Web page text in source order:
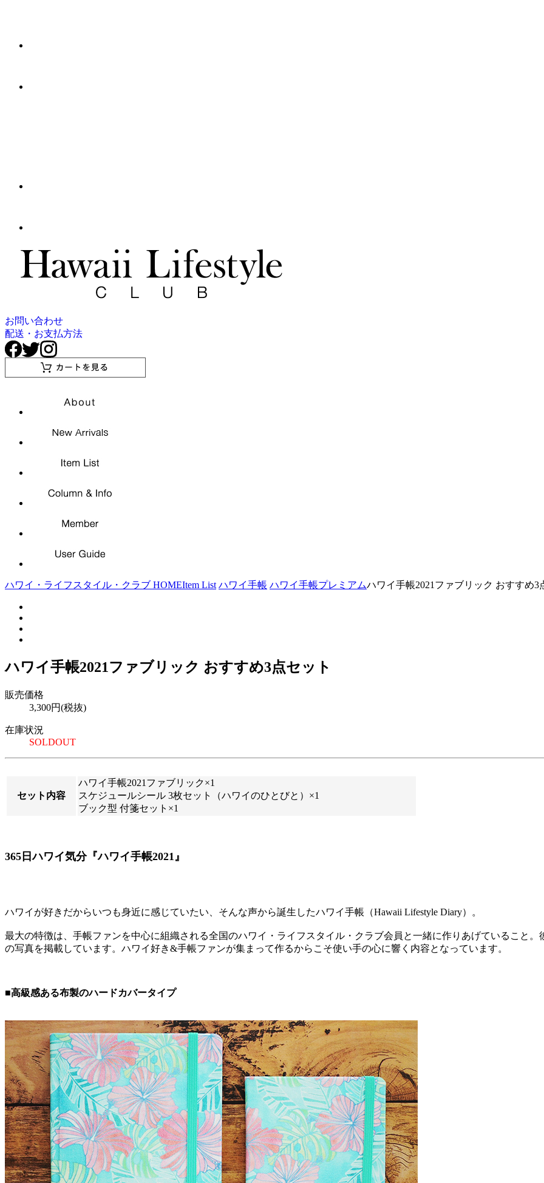
お問い合わせ
配送・お支払方法
ハワイ・ライフスタイル・クラブ HOMEItem List ハワイ手帳 ハワイ手帳プレミアムハワイ手帳2021ファブリック おすすめ3
ハワイ手帳2021ファブリック おすすめ3点セット
販売価格
3,300円(税抜)
在庫状況
SOLDOUT
セット内容
ハワイ手帳2021ファブリック×1
スケジュールシール 3枚セット（ハワイのひとびと）×1
ブック型 付箋セット×1
365日ハワイ気分『ハワイ手帳2021』
ハワイが好きだからいつも身近に感じていたい、そんな声から誕生したハワイ手帳（Hawaii Lifestyle Diary）。
最大の特徴は、手帳ファンを中心に組織される全国のハワイ・ライフスタイル・クラブ会員と一緒に作りあげていること
の写真を掲載しています。ハワイ好き&手帳ファンが集まって作るからこそ使い手の心に響く内容となっています。
■高級感ある布製のハードカバータイプ